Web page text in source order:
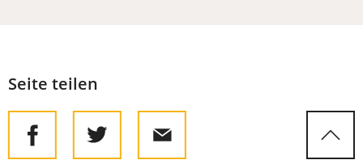
Seite teilen